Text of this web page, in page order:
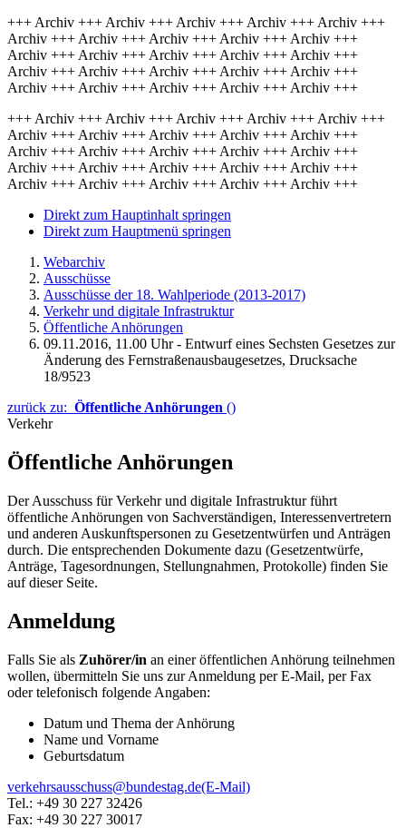
+++ Archiv +++ Archiv +++ Archiv +++ Archiv +++ Archiv +++
Archiv +++ Archiv +++ Archiv +++ Archiv +++ Archiv +++
Archiv +++ Archiv +++ Archiv +++ Archiv +++ Archiv +++
Archiv +++ Archiv +++ Archiv +++ Archiv +++ Archiv +++
Archiv +++ Archiv +++ Archiv +++ Archiv +++ Archiv +++
+++ Archiv +++ Archiv +++ Archiv +++ Archiv +++ Archiv +++
Archiv +++ Archiv +++ Archiv +++ Archiv +++ Archiv +++
Archiv +++ Archiv +++ Archiv +++ Archiv +++ Archiv +++
Archiv +++ Archiv +++ Archiv +++ Archiv +++ Archiv +++
Archiv +++ Archiv +++ Archiv +++ Archiv +++ Archiv +++
Direkt zum Hauptinhalt springen
Direkt zum Hauptmenü springen
Webarchiv
Ausschüsse
Ausschüsse der 18. Wahlperiode (2013-2017)
Verkehr und digitale Infrastruktur
Öffentliche Anhörungen
09.11.2016, 11.00 Uhr - Entwurf eines Sechsten Gesetzes zur
Änderung des Fernstraßenausbaugesetzes, Drucksache
18/9523
zurück zu: Öffentliche Anhörungen ()
Verkehr
Öffentliche Anhörungen
Der Ausschuss für Verkehr und digitale Infrastruktur führt
öffentliche Anhörungen von Sachverständigen, Interessenvertretern
und anderen Auskunftspersonen zu Gesetzentwürfen und Anträgen
durch. Die entsprechenden Dokumente dazu (Gesetzentwürfe,
Anträge, Tagesordnungen, Stellungnahmen, Protokolle) finden Sie
auf dieser Seite.
Anmeldung
Falls Sie als Zuhörer/in an einer öffentlichen Anhörung teilnehmen
wollen, übermitteln Sie uns zur Anmeldung per E-Mail, per Fax
oder telefonisch folgende Angaben:
Datum und Thema der Anhörung
Name und Vorname
Geburtsdatum
verkehrsausschuss@bundestag.de(E-Mail)
Tel.: +49 30 227 32426
Fax: +49 30 227 30017